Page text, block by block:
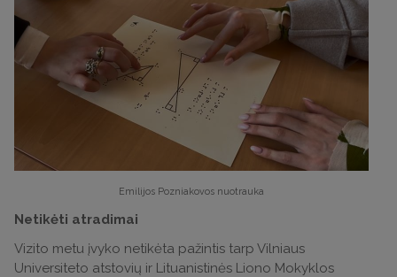
Emilijos Pozniakovos nuotrauka
Netikėti atradimai
Vizito metu įvyko netikėta pažintis tarp Vilniaus
Universiteto atstovių ir Lituanistinės Liono Mokyklos